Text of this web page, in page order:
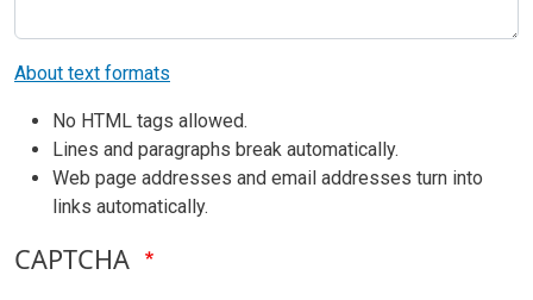
About text formats
No HTML tags allowed.
Lines and paragraphs break automatically.
Web page addresses and email addresses turn into
links automatically.
CAPTCHA